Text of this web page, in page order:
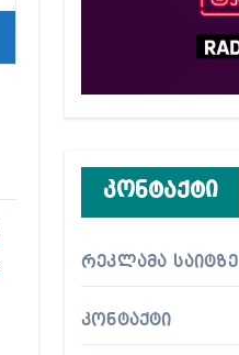
კონტაქტი
რეკლამა საიტზე
კონტაქტი